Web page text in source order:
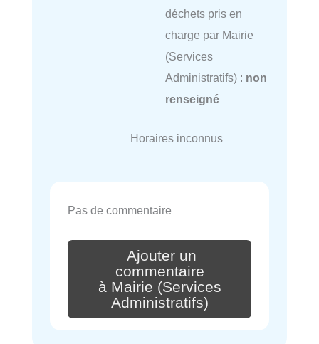
déchets pris en
charge par Mairie
(Services
Administratifs) : non
renseigné
Horaires inconnus
Pas de commentaire
Ajouter un
commentaire
à Mairie (Services
Administratifs)